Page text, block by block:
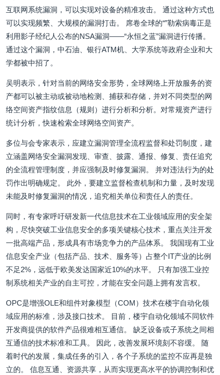
互联网系统漏洞，可以实现对设备的精准攻击。 通过这种方式也
可以实现频繁、大规模的漏洞打击。 席卷全球的“”勒索病毒正是
利用影子经纪人公布的NSA漏洞——“永恒之蓝”漏洞进行传播。
通过这个漏洞，中石油、银行ATM机、大学系统等政府企业和大
学都被中招了。
吴明表示，针对当前的网络安全形势，全球网络上开放服务的资
产都可以被主动或被动地检测、捕获和存储，并对不同类型的网
络空间资产指纹信息（规则）进行分析和分析。对常规资产进行
统计分析，快速检索全球网络空间资产。
多位与会专家表示，应建立漏洞管理全流程监督和处罚制度，建
立涵盖网络安全漏洞发现、审查、披露、通报、修复、责任追究
的全流程管理制度，并应强制及时修复漏洞。 并对违法行为的处
罚作出明确规定。 此外，要建立监督检查机制和力量，及时发现
未能及时修复漏洞的情况，追究相关单位和责任人的责任。
同时，有专家呼吁研发新一代信息技术在工业领域应用的安全架
构，尽快突破工业信息安全的多项关键核心技术，重点关注开发
一批高端产品，形成具有市场竞争力的产品体系。 我国现有工业
信息安全产业（包括产品、技术、服务等）占整个IT产业的比例
不足2%，远低于欧美发达国家近10%的水平。 只有加强工业控
制系统相关产业的自主可控，才能在安全问题上拥有发言权。
OPC是增强OLE和组件对象模型（COM）技术在楼宇自动化领
域应用的标准，涉及接口技术。 目前，楼宇自动化领域不同软件
开发商提供的软件产品很难相互通信。 缺乏设备或子系统之间相
互通信的技术标准和工具。 因此，改善发展环境刻不容缓。 随
着时代的发展，集成任务的引入，各个子系统的监控不应再是独
立的。 信息互通、资源共享，从而实现更高水平的协调控制和优